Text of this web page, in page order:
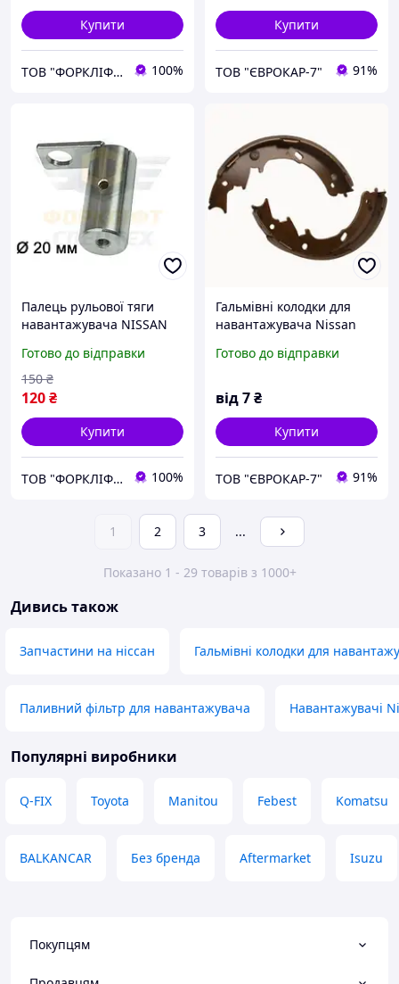
Купити
ТОВ "ФОРКЛІФТ-СПЕЦТЕХ" 100%
Купити
ТОВ "ЄВРОКАР-7" 91%
Палець рульової тяги
навантажувача NISSAN
48513-6K00A, 48513FK000,
485136K00A
Готово до відправки
120₴
150 ₴
Купити
ТОВ "ФОРКЛІФТ-СПЕЦТЕХ" 100%
Гальмівні колодки для
навантажувача Nissan
Готово до відправки
від7₴
Купити
ТОВ "ЄВРОКАР-7" 91%
1 2 3 ...
Показано 1 - 29 товарів з 1000+
Дивись також
Запчастини на ніссан Гальмівні колодки для
Паливний фільтр для навантажувача Навантажувачі
Популярні виробники
Q-FIX Toyota Manitou Febest Komatsu
BALKANCAR Без бренда Aftermarket Isuzu
Покупцям